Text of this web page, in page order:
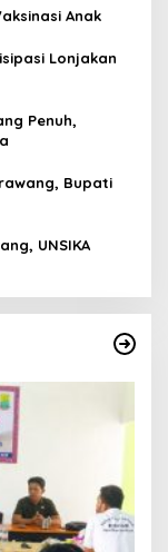
Anak
Lonjakan
Penuh,
Bupati
UNSIKA